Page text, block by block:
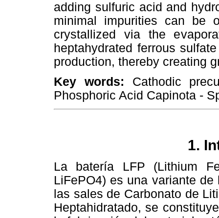
adding sulfuric acid and
minimal impurities can be
crystallized via the
heptahydrated ferrous
production, thereby creating
Key words: Cathodic
Phosphoric Acid Capinota -
1.
La batería LFP (Lithium
LiFePO4) es una variante
las sales de Carbonato de
Heptahidratado, se